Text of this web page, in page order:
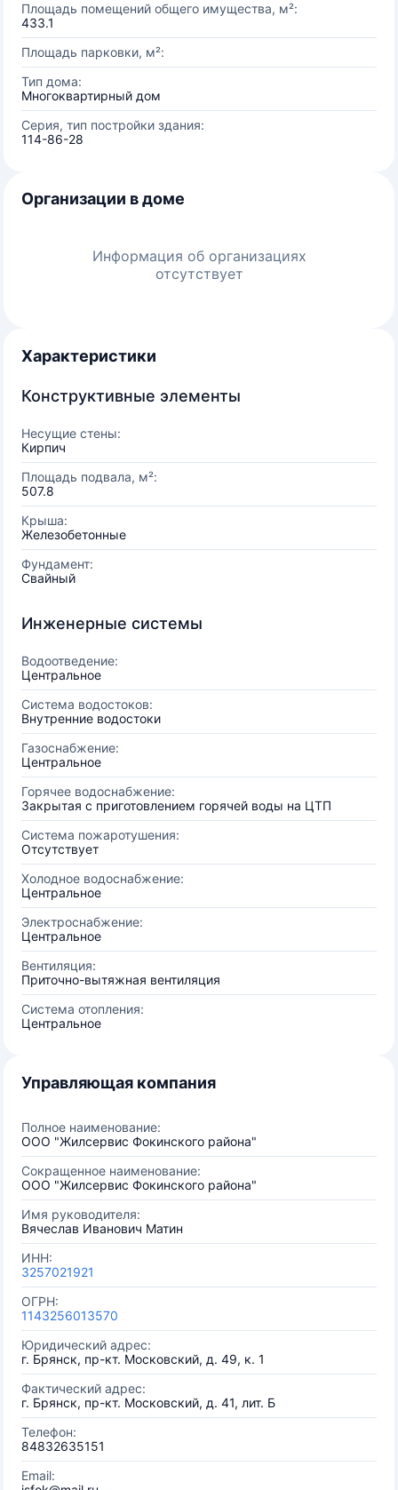
Площадь помещений общего имущества, м²:
433.1
Площадь парковки, м²:
Тип дома:
Многоквартирный дом
Серия, тип постройки здания:
114-86-28
Организации в доме
Информация об организациях
отсутствует
Характеристики
Конструктивные элементы
Несущие стены:
Кирпич
Площадь подвала, м²:
507.8
Крыша:
Железобетонные
Фундамент:
Свайный
Инженерные системы
Водоотведение:
Центральное
Система водостоков:
Внутренние водостоки
Газоснабжение:
Центральное
Горячее водоснабжение:
Закрытая с приготовлением горячей воды на ЦТП
Система пожаротушения:
Отсутствует
Холодное водоснабжение:
Центральное
Электроснабжение:
Центральное
Вентиляция:
Приточно-вытяжная вентиляция
Система отопления:
Центральное
Управляющая компания
Полное наименование:
ООО "Жилсервис Фокинского района"
Сокращенное наименование:
ООО "Жилсервис Фокинского района"
Имя руководителя:
Вячеслав Иванович Матин
ИНН:
3257021921
ОГРН:
1143256013570
Юридический адрес:
г. Брянск, пр-кт. Московский, д. 49, к. 1
Фактический адрес:
г. Брянск, пр-кт. Московский, д. 41, лит. Б
Телефон:
84832635151
Email: